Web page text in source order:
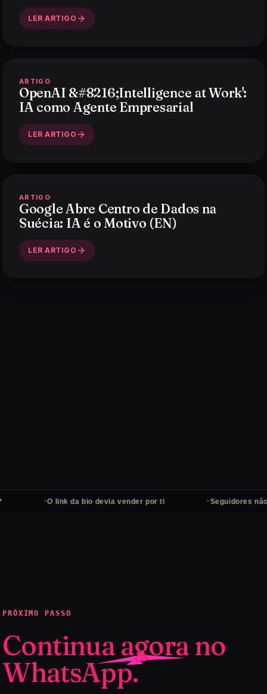
LER ARTIGO
ARTIGO
OpenAI &#8216;Intelligence at Work':
IA como Agente Empresarial
LER ARTIGO
ARTIGO
Google Abre Centro de Dados na
Suécia: IA é o Motivo (EN)
LER ARTIGO
O link da bio devia vender por ti Seguidores não
PRÓXIMO PASSO
Continua agora no
WhatsApp.